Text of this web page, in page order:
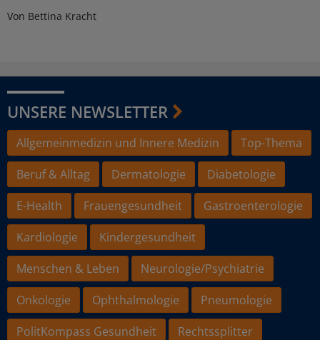
Von Bettina Kracht
UNSERE NEWSLETTER
Allgemeinmedizin und Innere Medizin
Top-Thema
Beruf & Alltag
Dermatologie
Diabetologie
E-Health
Frauengesundheit
Gastroenterologie
Kardiologie
Kindergesundheit
Menschen & Leben
Neurologie/Psychiatrie
Onkologie
Ophthalmologie
Pneumologie
PolitKompass Gesundheit
Rechtssplitter